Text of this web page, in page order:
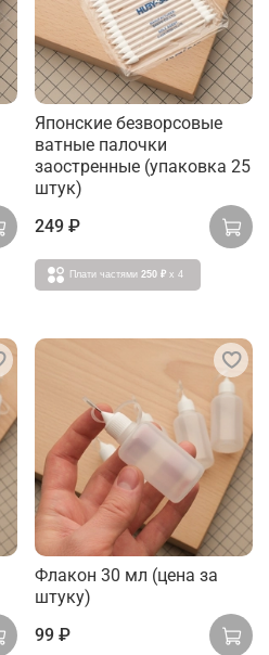
Японские безворсовые
ватные палочки
заостренные (упаковка 25
штук)
249 ₽
Плати частями 250 ₽ x 4
Флакон 30 мл (цена за
штуку)
99 ₽